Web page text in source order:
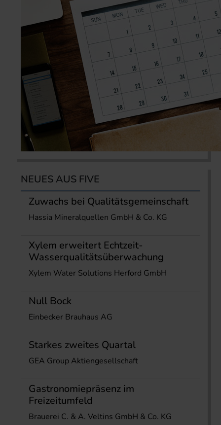
NEUES AUS FIVE
Zuwachs bei Qualitätsgemeinschaft
Hassia Mineralquellen GmbH & Co. KG
Xylem erweitert Echtzeit-
Wasserqualitätsüberwachung
Xylem Water Solutions Herford GmbH
Null Bock
Einbecker Brauhaus AG
Starkes zweites Quartal
GEA Group Aktiengesellschaft
Gastronomiepräsenz im
Freizeitumfeld
Brauerei C. & A. Veltins GmbH & Co. KG